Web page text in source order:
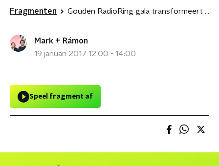
Fragmenten Gouden RadioRing gala transformeert Mark tot compleet ander mens
Mark + Rámon
19 januari 2017 12:00 - 14:00
Speel fragment af